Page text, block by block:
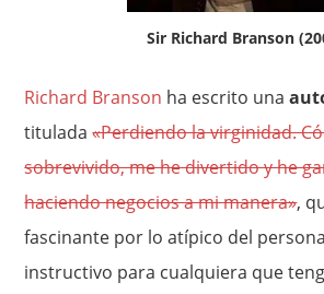
Sir Richard Branson
Richard Branson ha escrito una
titulada«Perdiendo la virginidad.
sobrevivido, me he divertido y he
haciendo negocios a mi manera»,
fascinante por lo atípico del
instructivo para cualquiera que